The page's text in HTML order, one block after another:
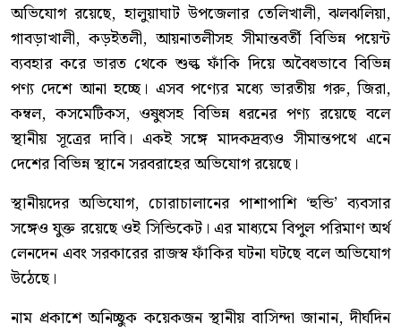
অভিযোগ রয়েছে, হালুয়াঘাট উপজেলার তেলিখালী, ঝলঝলিয়া,
গাবড়াখালী, কড়ইতলী, আয়নাতলীসহ সীমান্তবর্তী বিভিন্ন পয়েন্ট
ব্যবহার করে ভারত থেকে শুল্ক ফাঁকি দিয়ে অবৈধভাবে বিভিন্ন
পণ্য দেশে আনা হচ্ছে। এসব পণ্যের মধ্যে ভারতীয় গরু, জিরা,
কম্বল, কসমেটিকস, ওষুধসহ বিভিন্ন ধরনের পণ্য রয়েছে বলে
স্থানীয় সূত্রের দাবি। একই সঙ্গে মাদকদ্রব্যও সীমান্তপথে এনে
দেশের বিভিন্ন স্থানে সরবরাহের অভিযোগ রয়েছে।
স্থানীয়দের অভিযোগ, চোরাচালানের পাশাপাশি ‘হুন্ডি’ ব্যবসার
সঙ্গেও যুক্ত রয়েছে ওই সিন্ডিকেট। এর মাধ্যমে বিপুল পরিমাণ অর্থ
লেনদেন এবং সরকারের রাজস্ব ফাঁকির ঘটনা ঘটছে বলে অভিযোগ
উঠেছে।
নাম প্রকাশে অনিচ্ছুক কয়েকজন স্থানীয় বাসিন্দা জানান, দীর্ঘদিন